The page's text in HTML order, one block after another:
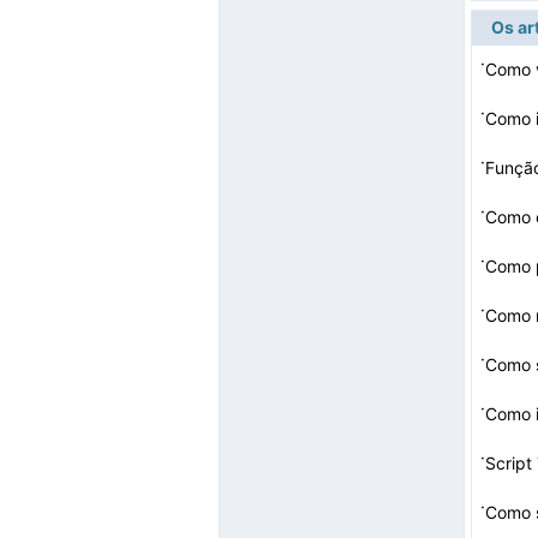
Os
·
·Como
·
·Como
·
·Como
·
·
·Script
·